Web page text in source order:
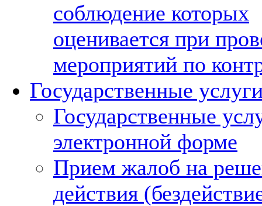
соблюдение которых
оценивается при
мероприятий по
Государственные
Государственные
электронной форме
Прием жалоб на
действия